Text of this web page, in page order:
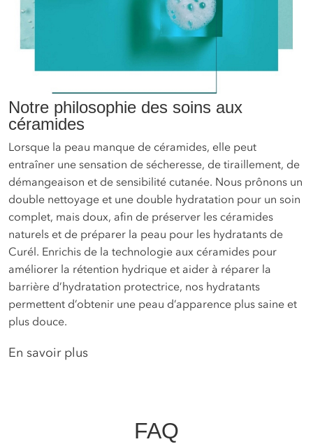
Notre philosophie des soins aux
céramides
Lorsque la peau manque de céramides, elle peut
entraîner une sensation de sécheresse, de tiraillement, de
démangeaison et de sensibilité cutanée. Nous prônons un
double nettoyage et une double hydratation pour un soin
complet, mais doux, afin de préserver les céramides
naturels et de préparer la peau pour les hydratants de
Curél. Enrichis de la technologie aux céramides pour
améliorer la rétention hydrique et aider à réparer la
barrière d’hydratation protectrice, nos hydratants
permettent d’obtenir une peau d’apparence plus saine et
plus douce.
En savoir plus
FAQ